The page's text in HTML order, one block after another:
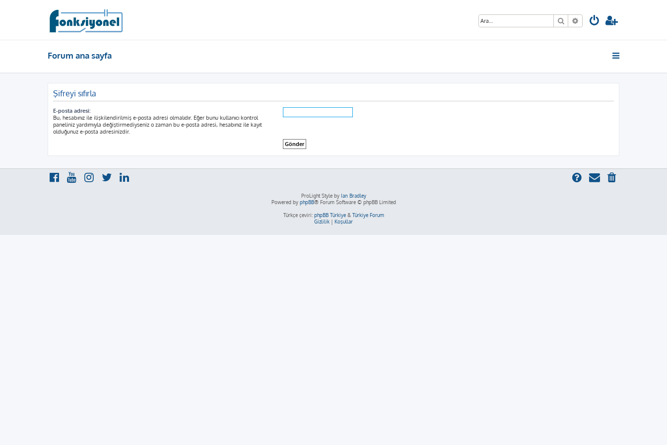
Ara Gelişmiş arama
Forum ana sayfa
Şifreyi sıfırla
E-posta adresi:
Bu, hesabınız ile ilişkilendirilmiş e-posta adresi olmalıdır. Eğer bunu kullanıcı kontrol
paneliniz yardımıyla değiştirmediyseniz o zaman bu e-posta adresi, hesabınız ile kayıt
olduğunuz e-posta adresinizdir.
ProLight Style by Ian Bradley
Powered by phpBB® Forum Software © phpBB Limited
Türkçe çeviri: phpBB Türkiye& Türkiye Forum
Gizlilik | Koşullar